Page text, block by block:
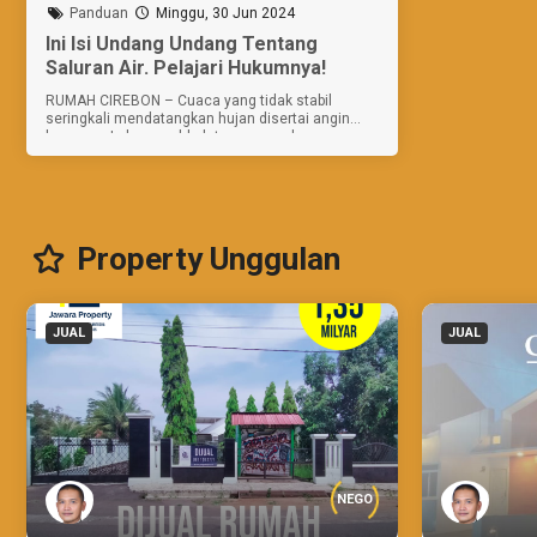
Panduan Minggu, 30 Jun 2024
Ini Isi Undang Undang Tentang
Saluran Air. Pelajari Hukumnya!
RUMAH CIREBON – Cuaca yang tidak stabil
seringkali mendatangkan hujan disertai angin
kencang. Lalu pernahkah terganggu dengan
cipratan air dari atap tetangga? Wah! Tetangga
Property Unggulan
JUAL
NEGO
JUAL